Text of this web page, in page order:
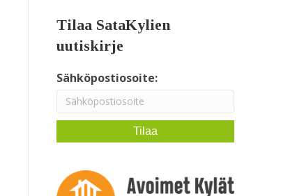
Tilaa SataKylien
uutiskirje
Sähköpostiosoite: